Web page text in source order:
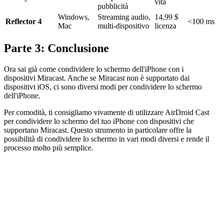
pubblicità
Reflector 4
Windows,
Mac
Streaming audio,
multi-dispositivo
14,99 $
licenza
<100 ms
Parte 3: Conclusione
Ora sai già come condividere lo schermo dell'iPhone con i
dispositivi Miracast. Anche se Miracast non è supportato dai
dispositivi iOS, ci sono diversi modi per condividere lo schermo
dell'iPhone.
Per comodità, ti consigliamo vivamente di utilizzare AirDroid Cast
per condividere lo schermo del tuo iPhone con dispositivi che
supportano Miracast. Questo strumento in particolare offre la
possibilità di condividere lo schermo in vari modi diversi e rende il
processo molto più semplice.